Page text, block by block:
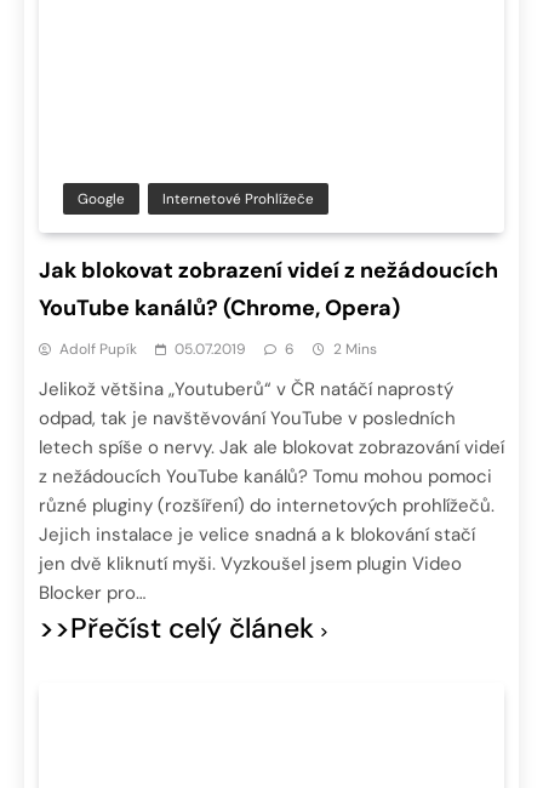
Google Internetové Prohlížeče
Jak blokovat zobrazení videí z nežádoucích
YouTube kanálů? (Chrome, Opera)
Adolf Pupík 05.07.2019 6 2 Mins
Jelikož většina „Youtuberů“ v ČR natáčí naprostý
odpad, tak je navštěvování YouTube v posledních
letech spíše o nervy. Jak ale blokovat zobrazování videí
z nežádoucích YouTube kanálů? Tomu mohou pomoci
různé pluginy (rozšíření) do internetových prohlížečů.
Jejich instalace je velice snadná a k blokování stačí
jen dvě kliknutí myši. Vyzkoušel jsem plugin Video
Blocker pro…
>>Přečíst celý článek